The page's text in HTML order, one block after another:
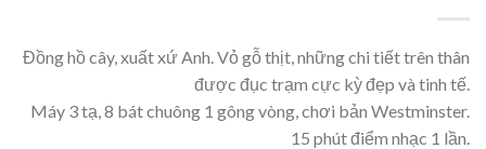
Đồng hồ cây, xuất xứ Anh. Vỏ gỗ thịt, những chi tiết trên thân
được đục trạm cực kỳ đẹp và tinh tế.
Máy 3 tạ, 8 bát chuông 1 gông vòng, chơi bản Westminster.
15 phút điểm nhạc 1 lần.